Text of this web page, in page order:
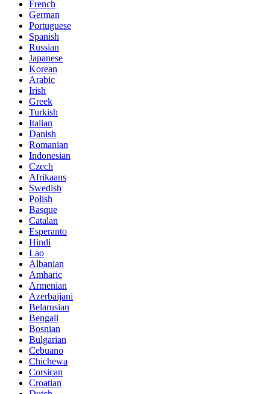
French
German
Portuguese
Spanish
Russian
Japanese
Korean
Arabic
Irish
Greek
Turkish
Italian
Danish
Romanian
Indonesian
Czech
Afrikaans
Swedish
Polish
Basque
Catalan
Esperanto
Hindi
Lao
Albanian
Amharic
Armenian
Azerbaijani
Belarusian
Bengali
Bosnian
Bulgarian
Cebuano
Chichewa
Corsican
Croatian